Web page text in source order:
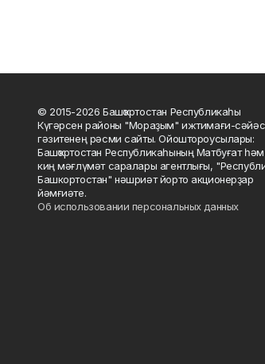
© 2015-2026 Башҡортостан Республикаһы
Күгәрсен районы "Мораҙым" ижтимағи-
гәзитенең рәсми сайты. Ойоштороусылары:
Башҡортостан Республикаһының Матбуғат һәм
киң мәғлүмәт саралары агентлығы,
Башкортостан" нәшриәт йорто акционерҙар
йәмғиәте.
Об использовании персональных данных